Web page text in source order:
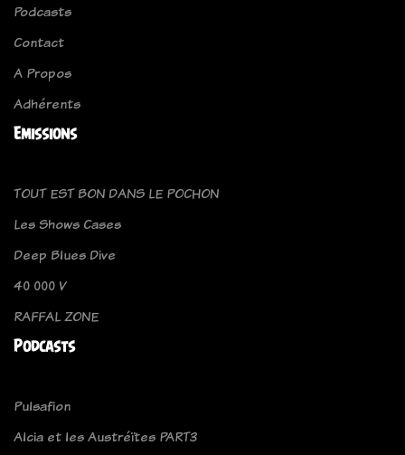
Podcasts
Contact
A Propos
Adhérents
Emissions
TOUT EST BON DANS LE POCHON
Les Shows Cases
Deep Blues Dive
40 000 V
RAFFAL ZONE
Podcasts
Pulsafion
Alcia et les Austréïtes PART3